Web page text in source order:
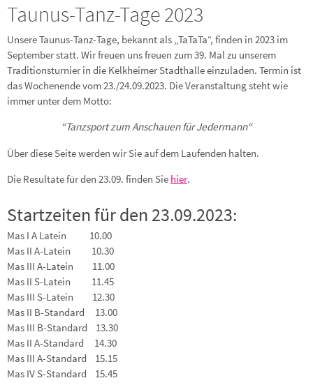
Taunus-Tanz-Tage 2023
Unsere Taunus-Tanz-Tage, bekannt als „TaTaTa“, finden in 2023 im
September statt. Wir freuen uns freuen zum 39. Mal zu unserem
Traditionsturnier in die Kelkheimer Stadthalle einzuladen. Termin ist
das Wochenende vom 23./24.09.2023. Die Veranstaltung steht wie
immer unter dem Motto:
“Tanzsport zum Anschauen für Jedermann“
Über diese Seite werden wir Sie auf dem Laufenden halten.
Die Resultate für den 23.09. finden Sie hier.
Startzeiten für den 23.09.2023:
Mas I A Latein 10.00
Mas II A-Latein 10.30
Mas III A-Latein 11.00
Mas II S-Latein 11.45
Mas III S-Latein 12.30
Mas II B-Standard 13.00
Mas III B-Standard 13.30
Mas II A-Standard 14.30
Mas III A-Standard 15.15
Mas IV S-Standard 15.45